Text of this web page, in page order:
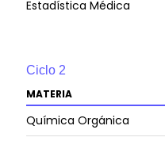
Estadística Médica
Ciclo 2
MATERIA
Química Orgánica